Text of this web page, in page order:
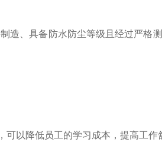
造、具备防水防尘等级且经过严格
以降低员工的学习成本，提高工作